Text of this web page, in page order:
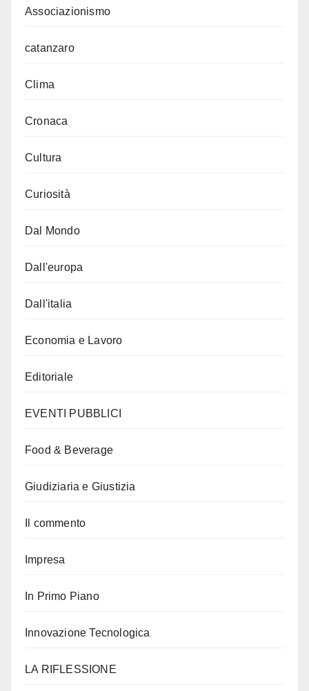
Associazionismo
catanzaro
Clima
Cronaca
Cultura
Curiosità
Dal Mondo
Dall'europa
Dall'italia
Economia e Lavoro
Editoriale
EVENTI PUBBLICI
Food & Beverage
Giudiziaria e Giustizia
Il commento
Impresa
In Primo Piano
Innovazione Tecnologica
LA RIFLESSIONE